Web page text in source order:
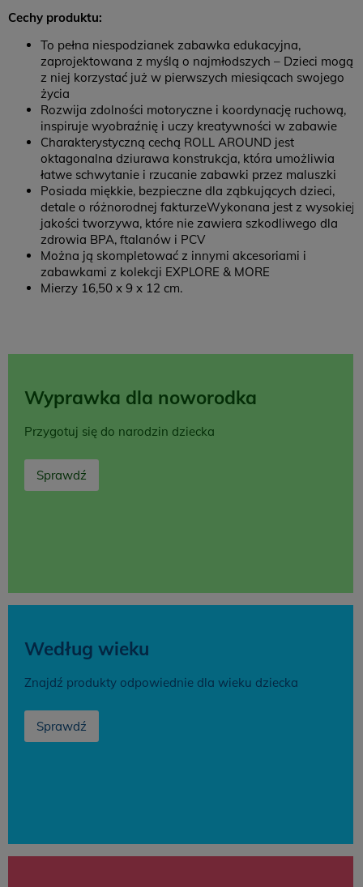
Cechy produktu:
To pełna niespodzianek zabawka edukacyjna,
zaprojektowana z myślą o najmłodszych – Dzieci mogą
z niej korzystać już w pierwszych miesiącach swojego
życia
Rozwija zdolności motoryczne i koordynację ruchową,
inspiruje wyobraźnię i uczy kreatywności w zabawie
Charakterystyczną cechą ROLL AROUND jest
oktagonalna dziurawa konstrukcja, która umożliwia
łatwe schwytanie i rzucanie zabawki przez maluszki
Posiada miękkie, bezpieczne dla ząbkujących dzieci,
detale o różnorodnej fakturzeWykonana jest z wysokiej
jakości tworzywa, które nie zawiera szkodliwego dla
zdrowia BPA, ftalanów i PCV
Można ją skompletować z innymi akcesoriami i
zabawkami z kolekcji EXPLORE & MORE
Mierzy 16,50 x 9 x 12 cm.
Wyprawka dla noworodka
Przygotuj się do narodzin dziecka
Sprawdź
Według wieku
Znajdź produkty odpowiednie dla wieku dziecka
Sprawdź